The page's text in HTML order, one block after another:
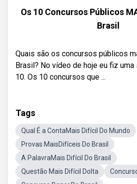
Os 10 Concursos Públicos
Brasil
Quais são os concursos públicos
Brasil? No vídeo de hoje eu fiz uma
10. Os 10 concursos que ...
Tags
Qual É a ContaMais Difícil Do Mundo
Provas MaisDifíceis Do Brasil
A PalavraMais Difícil Do Brasil
Questão Mais Difícil DoIta